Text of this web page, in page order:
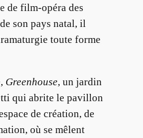
de film-opéra des
son pays natal, il
toute forme
Greenhouse, un jardin
qui abrite le pavillon
de création, de
où se mêlent